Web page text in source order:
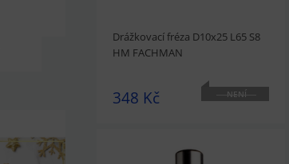
Drážkovací fréza D10x25 L65 S8
HM FACHMAN
348 Kč
NENÍ